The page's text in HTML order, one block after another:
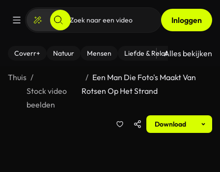
Inloggen
Coverr+ Natuur Mensen Liefde & Relaties - Fitness
Alles bekijken
Thuis
Stock video
beelden
Een Man Die Foto's Maakt Van
Rotsen Op Het Strand
Download